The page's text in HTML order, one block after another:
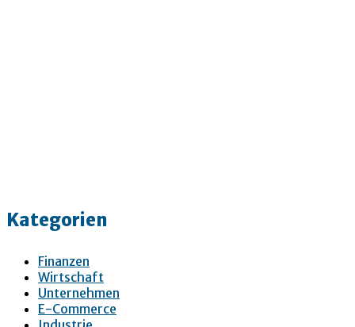
Kategorien
Finanzen
Wirtschaft
Unternehmen
E-Commerce